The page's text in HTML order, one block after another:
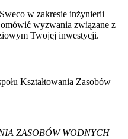
w zakresie inżynierii
wyzwania związane z
Twojej inwestycji.
ZASOBÓW WODNYCH